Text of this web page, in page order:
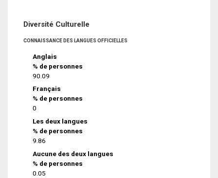
Diversité Culturelle
CONNAISSANCE DES LANGUES OFFICIELLES
Anglais
% de personnes
90.09
Français
% de personnes
0
Les deux langues
% de personnes
9.86
Aucune des deux langues
% de personnes
0.05